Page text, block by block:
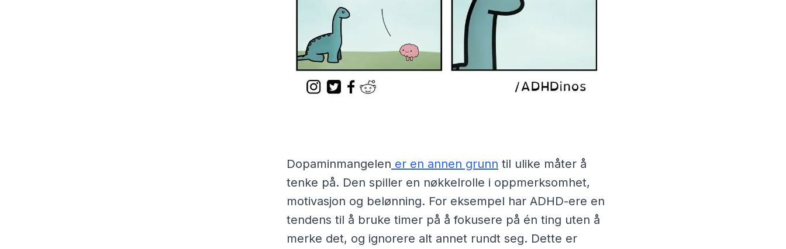
Dopaminmangelen er en annen grunn til ulike måter å
tenke på. Den spiller en nøkkelrolle i oppmerksomhet,
motivasjon og belønning. For eksempel har ADHD-ere en
tendens til å bruke timer på å fokusere på én ting uten å
merke det, og ignorere alt annet rundt seg. Dette er